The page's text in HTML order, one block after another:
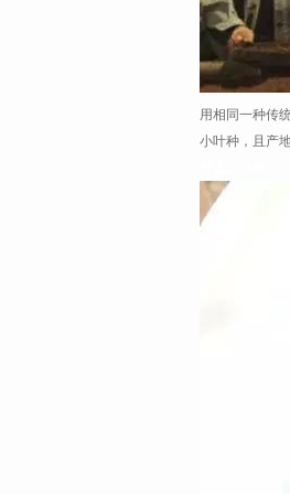
用相同一种传
小叶种，且产